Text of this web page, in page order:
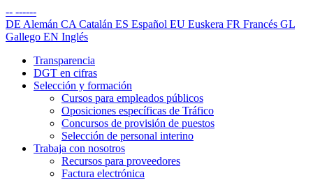
-- ------
DE Alemán CA Catalán ES Español EU Euskera FR Francés GL
Gallego EN Inglés
Transparencia
DGT en cifras
Selección y formación
Cursos para empleados públicos
Oposiciones específicas de Tráfico
Concursos de provisión de puestos
Selección de personal interino
Trabaja con nosotros
Recursos para proveedores
Factura electrónica